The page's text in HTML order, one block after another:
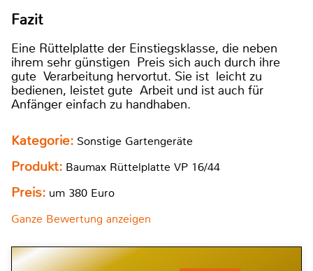
Fazit
Eine Rüttelplatte der Einstiegsklasse, die neben
ihrem sehr günstigen Preis sich auch durch ihre
gute Verarbeitung hervortut. Sie ist leicht zu
bedienen, leistet gute Arbeit und ist auch für
Anfänger einfach zu handhaben.
Kategorie: Sonstige Gartengeräte
Produkt: Baumax Rüttelplatte VP 16/44
Preis: um 380 Euro
Ganze Bewertung anzeigen